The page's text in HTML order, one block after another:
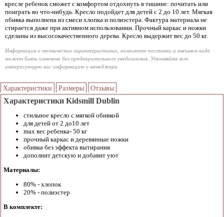
кресле ребенок сможет с комфортом отдохнуть в тишине: почитать или
поиграть во что-нибудь. Кресло подойдет для детей с 2 до 10 лет. Мягкая
обивка выполнена из смеси хлопка и полиэстера. Фактура материала не
стирается даже при активном использовании. Прочный каркас и ножки
сделаны из высосокачественного дерева. Кресло выдержит вес до 50 кг.
Информация о технических характеристиках, комплекте поставки и внешнем виде
может быть изменена без предварительного уведомления. Уточняйте всю
интересующую вас информацию у менеджера.
Характеристики Размеры Отзывы
Характеристики Kidsmill Dublin
стильное кресло с мягкой обивкой
для детей от 2 до10 лет
max вес ребенка- 50 кг
прочный каркас и деревянные ножки
обивка без эффекта вытирания
дополнит детскую и добавит уют
Материалы:
80% - хлопок
20% - полиэстер
В комплекте: